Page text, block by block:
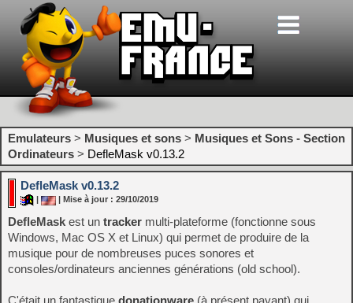
Emulateurs > Musiques et sons > Musiques et Sons - Section
Ordinateurs > DefleMask v0.13.2
DefleMask v0.13.2
| Mise à jour : 29/10/2019
DefleMask est un tracker multi-plateforme (fonctionne sous
Windows, Mac OS X et Linux) qui permet de produire de la
musique pour de nombreuses puces sonores et
consoles/ordinateurs anciennes générations (old school).
C'était un fantastique donationware (à présent payant) qui